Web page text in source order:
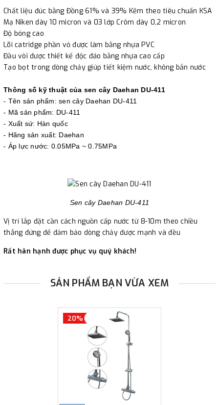
3. Chuyển khoản qua ngân hàng
- Nếu địa điểm giao hàng khác với địa điểm thanh toán
hoặc với những đơn đặt hàng ngoài nội thành Hà Nội.
Chúng tôi sẽ thu tiền trước 100% giá trị hàng + phí vận
chuyển theo cước phí tính trong chính sách vận chuyển
bằng phương thức chuyển khoản trước khi giao hàng.
- Sau khi có thông tin xác thực đã chuyển tiền của quý
khách, chúng tôi sẽ thực hiện đơn hàng theo yêu cầu.
Chất liệu đúc bằng Đồng 61% và 39% Kẽm theo tiêu chuẩn KSA
Mạ Niken dày 10 micron và 03 lớp Crôm dày 0,2 micron
Độ bóng cao
Lõi catridge phần vỏ được làm bằng nhựa PVC
Đầu vòi được thiết kế độc đáo bằng nhựa cao cấp
Tạo bọt trong dòng chảy giúp tiết kiệm nước, không bắn nước
Thông số kỹ thuật của sen cây Daehan DU-411
- Tên sản phẩm: sen cây Daehan DU-411
- Mã sản phẩm: DU-411
- Xuất sứ: Hàn quốc
- Hãng sản xuất: Daehan
- Áp lực nước: 0.05MPa ~ 0.75MPa
Sen cây Daehan DU-411
Vị trí lắp đặt cần cách nguồn cấp nước từ 8-10m theo chiều
thẳng đứng để đảm bảo dòng chảy được mạnh và đều
Rất hân hạnh được phục vụ quý khách!
SẢN PHẨM BẠN VỪA XEM
20%